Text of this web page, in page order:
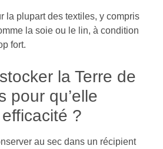
la plupart des textiles, y compris
la soie ou le lin, à condition
fort.
la Terre de
pour qu’elle
?
au sec dans un récipient